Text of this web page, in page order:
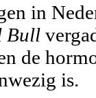
in
Bull
de
is.